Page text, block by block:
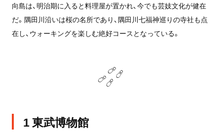
向島は、明治期に入ると料理屋が置かれ、今でも芸妓文化が健在
だ。隅田川沿いは桜の名所であり、隅田川七福神巡りの寺社も点
在し、ウォーキングを楽しむ絶好コースとなっている。
1 東武博物館